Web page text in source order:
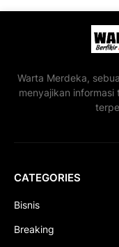
Warta Merdeka,
menyajikan
CATEGORIES
Bisnis
Breaking